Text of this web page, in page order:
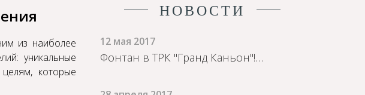
из наиболее
уникальные
которые
НОВОСТИ
12 мая 2017
Фонтан в ТРК "Гранд Каньон"!…